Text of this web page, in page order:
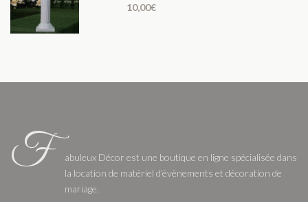
10,00€
F
abuleux Décor est une boutique en ligne spécialisée dans
la location de matériel d’évènements et décoration de
mariage.